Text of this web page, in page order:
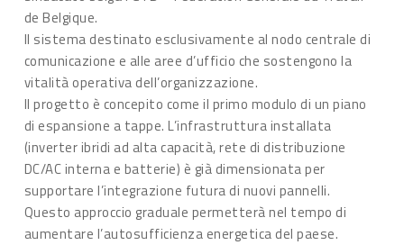
de Belgique.
Il sistema destinato esclusivamente al nodo centrale di
comunicazione e alle aree d’ufficio che sostengono la
vitalità operativa dell’organizzazione.
Il progetto è concepito come il primo modulo di un piano
di espansione a tappe. L’infrastruttura installata
(inverter ibridi ad alta capacità, rete di distribuzione
DC/AC interna e batterie) è già dimensionata per
supportare l’integrazione futura di nuovi pannelli.
Questo approccio graduale permetterà nel tempo di
aumentare l’autosufficienza energetica del paese.